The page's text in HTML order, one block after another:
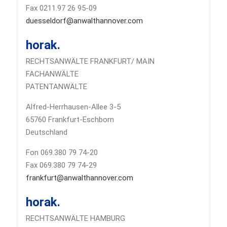
Fax 0211.97 26 95-09
duesseldorf@anwalthannover.com
horak.
RECHTSANWÄLTE FRANKFURT/ MAIN
FACHANWÄLTE
PATENTANWÄLTE
Alfred-Herrhausen-Allee 3-5
65760 Frankfurt-Eschborn
Deutschland
Fon 069.380 79 74-20
Fax 069.380 79 74-29
frankfurt@anwalthannover.com
horak.
RECHTSANWÄLTE HAMBURG